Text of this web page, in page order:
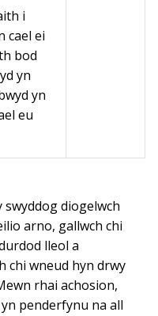
i
cael ei
bod
yn
yn
eu
swyddog diogelwch
arno, gallwch chi
lleol a
chi wneud hyn drwy
rhai achosion,
penderfynu na all